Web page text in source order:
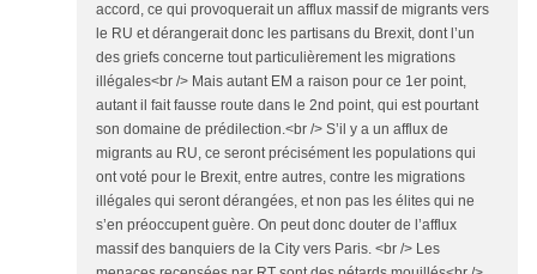
accord, ce qui provoquerait un afflux massif de migrants vers
le RU et dérangerait donc les partisans du Brexit, dont l’un
des griefs concerne tout particulièrement les migrations
illégales<br /> Mais autant EM a raison pour ce 1er point,
autant il fait fausse route dans le 2nd point, qui est pourtant
son domaine de prédilection.<br /> S’il y a un afflux de
migrants au RU, ce seront précisément les populations qui
ont voté pour le Brexit, entre autres, contre les migrations
illégales qui seront dérangées, et non pas les élites qui ne
s’en préoccupent guère. On peut donc douter de l’afflux
massif des banquiers de la City vers Paris. <br /> Les